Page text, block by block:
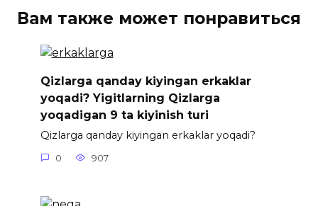
Вам также может понравиться
Qizlarga qanday kiyingan erkaklar
yoqadi? Yigitlarning Qizlarga
yoqadigan 9 ta kiyinish turi
Qizlarga qanday kiyingan erkaklar yoqadi?
0 907